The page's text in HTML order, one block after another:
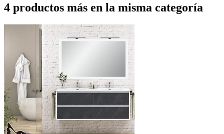
4 productos más en la misma categoría